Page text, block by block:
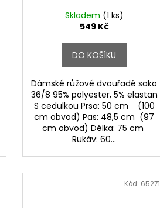
Skladem (1 ks)
549 Kč
DO KOŠÍKU
Dámské růžové dvouřadé sako
36/8 95% polyester, 5% elastan
S cedulkou Prsa: 50 cm (100
cm obvod) Pas: 48,5 cm (97
cm obvod) Délka: 75 cm
Rukáv: 60...
Kód: 65271